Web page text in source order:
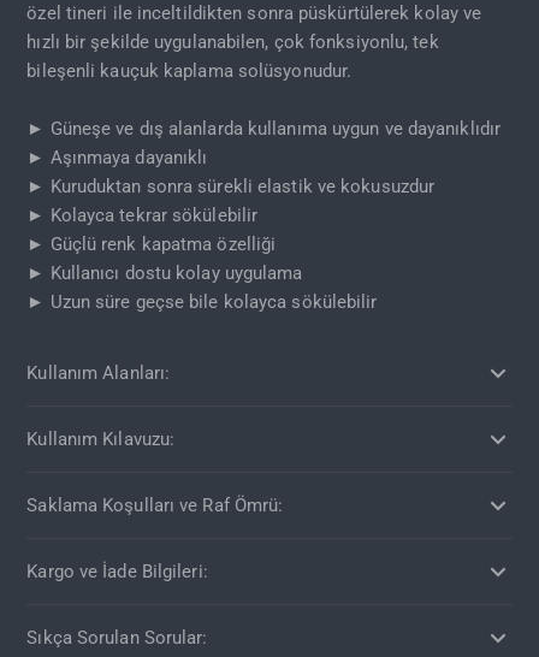
özel tineri ile inceltildikten sonra püskürtülerek kolay ve
hızlı bir şekilde uygulanabilen, çok fonksiyonlu, tek
bileşenli kauçuk kaplama solüsyonudur.
► Güneşe ve dış alanlarda kullanıma uygun ve dayanıklıdır
► Aşınmaya dayanıklı
► Kuruduktan sonra sürekli elastik ve kokusuzdur
► Kolayca tekrar sökülebilir
► Güçlü renk kapatma özelliği
► Kullanıcı dostu kolay uygulama
► Uzun süre geçse bile kolayca sökülebilir
Kullanım Alanları:
Kullanım Kılavuzu:
Saklama Koşulları ve Raf Ömrü:
Kargo ve İade Bilgileri:
Sıkça Sorulan Sorular: